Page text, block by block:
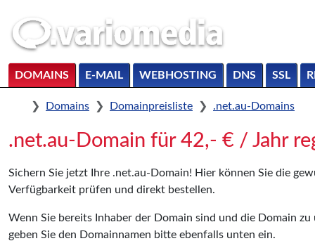
DOMAINS E-MAIL WEBHOSTING DNS SSL
HomeDomains Domainpreisliste .net.au-Domains
.net.au-Domain für 42,- € / Jahr
Sichern Sie jetzt Ihre .net.au-Domain! Hier können Sie die
Verfügbarkeit prüfen und direkt bestellen.
Wenn Sie bereits Inhaber der Domain sind und die Domain
geben Sie den Domainnamen bitte ebenfalls unten ein.